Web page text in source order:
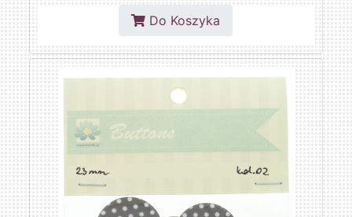
Do Koszyka